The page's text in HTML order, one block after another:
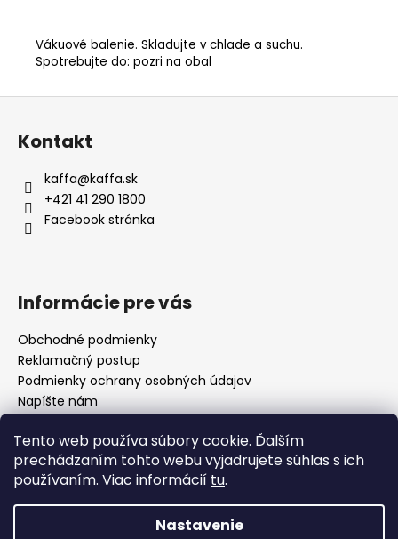
Tento web používa súbory cookie. Ďalším
prechádzaním tohto webu vyjadrujete súhlas s ich
používaním. Viac informácií tu.
Nastavenie
Vákuové balenie. Skladujte v chlade a suchu.
Spotrebujte do: pozri na obal
Z
Kontakt
kaffa@kaffa.sk
+421 41 290 1800
Facebook stránka
Informácie pre vás
Obchodné podmienky
Reklamačný postup
Podmienky ochrany osobných údajov
Napíšte nám